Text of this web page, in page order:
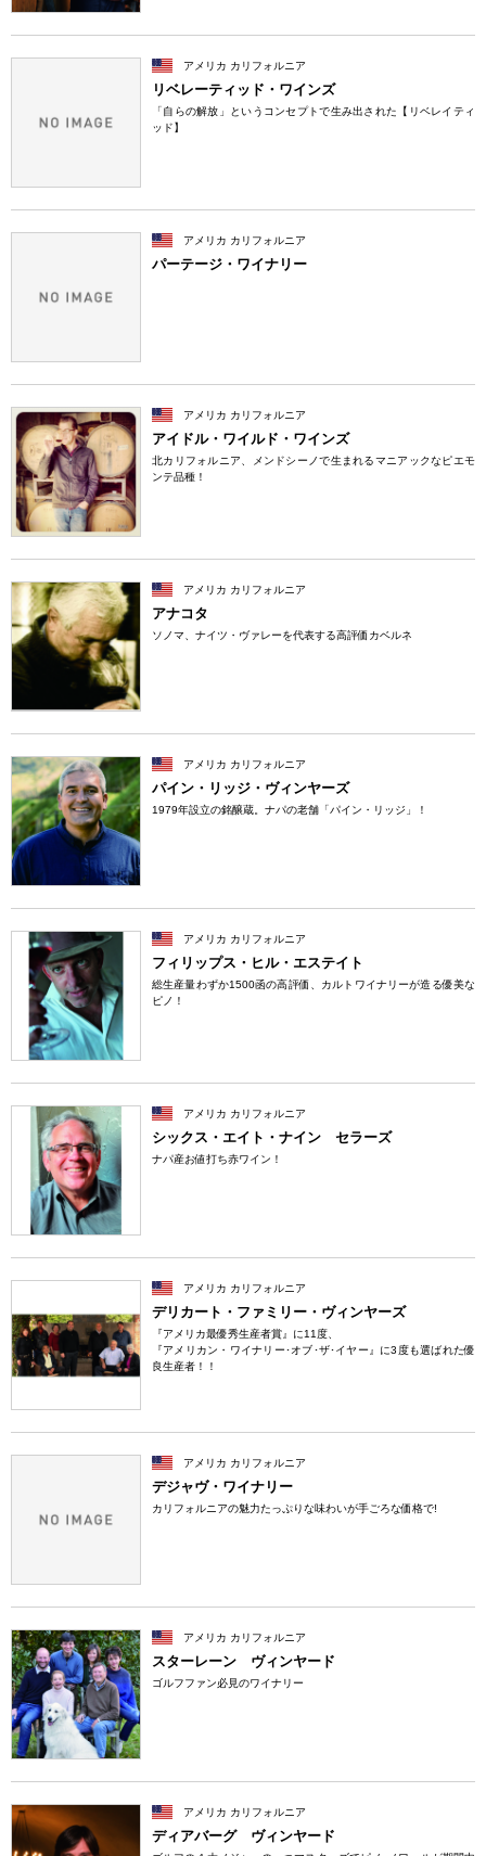
アメリカ カリフォルニア
リベレーティッド・ワインズ
「自らの解放」というコンセプトで生み出された【リベレイティ
ッド】
アメリカ カリフォルニア
パーテージ・ワイナリー
アメリカ カリフォルニア
アイドル・ワイルド・ワインズ
北カリフォルニア、メンドシーノで生まれるマニアックなピエモ
ンテ品種！
アメリカ カリフォルニア
アナコタ
ソノマ、ナイツ・ヴァレーを代表する高評価カベルネ
アメリカ カリフォルニア
パイン・リッジ・ヴィンヤーズ
1979年設立の銘醸蔵。ナパの老舗「パイン・リッジ」！
アメリカ カリフォルニア
フィリップス・ヒル・エステイト
総生産量わずか1500函の高評価、カルトワイナリーが造る優美な
ピノ！
アメリカ カリフォルニア
シックス・エイト・ナイン セラーズ
ナパ産お値打ち赤ワイン！
アメリカ カリフォルニア
デリカート・ファミリー・ヴィンヤーズ
『アメリカ最優秀生産者賞』に11度、
『アメリカン・ワイナリー･オブ･ザ･イヤー』に3度も選ばれた優
良生産者！！
アメリカ カリフォルニア
デジャヴ・ワイナリー
カリフォルニアの魅力たっぷりな味わいが手ごろな価格で!
アメリカ カリフォルニア
スターレーン ヴィンヤード
ゴルフファン必見のワイナリー
アメリカ カリフォルニア
ディアバーグ ヴィンヤード